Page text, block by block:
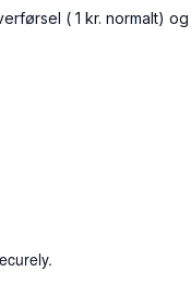
( 1 kr. normalt)